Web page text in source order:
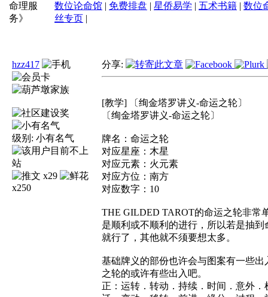
命理服
务》
数位论命馆 | 免费排盘 | 星侨易学 | 五术书籍 | 数位
丝专页 |
hzz417
级别: 小有名气
x29
x250
分享:
[教学] 〔绚金塔罗讲义-命运之轮〕
〔绚金塔罗讲义-命运之轮〕
牌名：命运之轮
对应星座：木星
对应元素：火元素
对应方位：南方
对应数字：10
THE GILDED TAROT的命运之轮非常
是顺利或不顺利的进行，所以若是抽
就行了，其他就不须要想太多。
基础牌义的部份也许会与图案有一些
之轮的或许有些出入吧。
正：运转．转动．持续．时间．意外